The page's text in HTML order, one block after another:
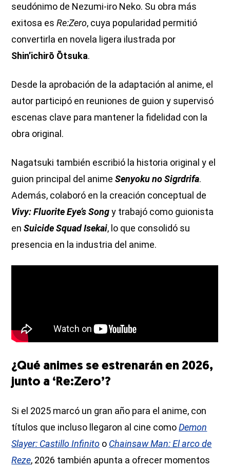
seudónimo de Nezumi-iro Neko. Su obra más
exitosa esRe:Zero, cuya popularidad permitió
convertirla en novela ligera ilustrada por
Shin’ichirō Ōtsuka.
Desde la aprobación de la adaptación al anime, el
autor participó en reuniones de guion y supervisó
escenas clave para mantener la fidelidad con la
obra original.
Nagatsuki también escribió la historia original y el
guion principal del animeSenyoku no Sigrdrifa.
Además, colaboró en la creación conceptual de
Vivy: Fluorite Eye’s Songy trabajó como guionista
en Suicide Squad Isekai, lo que consolidó su
presencia en la industria del anime.
¿Qué animes se estrenarán en 2026,
junto a ‘Re:Zero’?
Si el 2025 marcó un gran año para el anime, con
títulos que incluso llegaron al cine comoDemon
Slayer: Castillo Infinito o Chainsaw Man: El arco de
Reze, 2026 también apunta a ofrecer momentos